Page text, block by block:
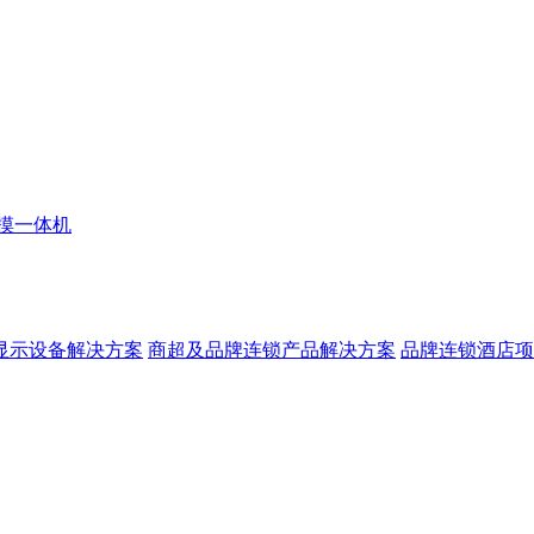
一体机
示设备解决方案 商超及品牌连锁产品解决方案 品牌连锁酒店项